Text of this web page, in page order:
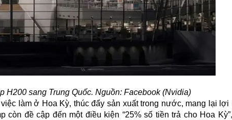
H200 sang Trung Quốc. Nguồn: Facebook (Nvidia)
làm ở Hoa Kỳ, thúc đẩy sản xuất trong nước, mang lại
còn đề cập đến một điều kiện “25% số tiền trả cho Hoa